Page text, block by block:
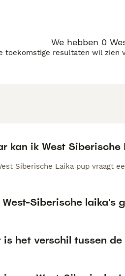
laika karakter', 'west siberische
voor liefhebbers van Siberische
We hebben 0
toekomstige resultaten wil zien
kan ik West Siberische
Siberische Laika pup vraagt
West-Siberische laika's
is het verschil tussen